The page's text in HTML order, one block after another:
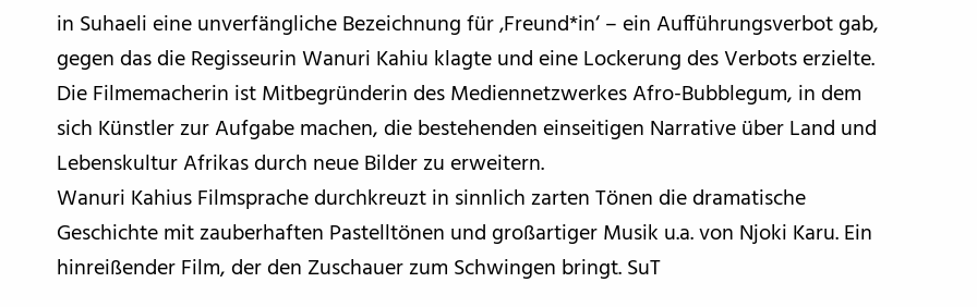
in Suhaeli eine unverfängliche Bezeichnung für ‚Freund*in‘ – ein Aufführungsverbot gab,
gegen das die Regisseurin Wanuri Kahiu klagte und eine Lockerung des Verbots erzielte.
Die Filmemacherin ist Mitbegründerin des Mediennetzwerkes Afro-Bubblegum, in dem
sich Künstler zur Aufgabe machen, die bestehenden einseitigen Narrative über Land und
Lebenskultur Afrikas durch neue Bilder zu erweitern.
Wanuri Kahius Filmsprache durchkreuzt in sinnlich zarten Tönen die dramatische
Geschichte mit zauberhaften Pastelltönen und großartiger Musik u.a. von Njoki Karu. Ein
hinreißender Film, der den Zuschauer zum Schwingen bringt. SuT